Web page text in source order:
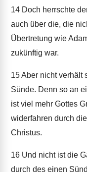
14 Doch herrschte
auch über die, die
Übertretung wie
zukünftig war.
15Aber nicht verhält
Sünde. Denn so an
ist viel mehr Gottes
widerfahren durch
Christus.
16 Und nicht ist die
durch des einen